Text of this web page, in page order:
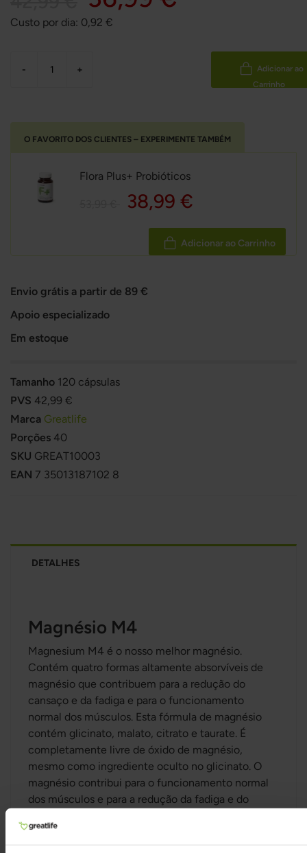
Custo por dia: 0,92 €
- +
Adicionar ao
Carrinho
O FAVORITO DOS CLIENTES – EXPERIMENTE TAMBÉM
Flora Plus+ Probióticos
38,99 €
Adicionar ao Carrinho
Envio grátis a partir de 89 €
Apoio especializado
Em estoque
Tamanho 120 cápsulas
PVS 42,99 €
Marca Greatlife
Porções 40
SKU GREAT10003
EAN 7 35013187102 8
DETALHES
Magnésio M4
Magnesium M4 é o nosso melhor magnésio.
Contém quatro formas altamente absorvíveis de
magnésio que contribuem para a redução do
cansaço e da fadiga e para o funcionamento
normal dos músculos. Esta fórmula de magnésio
contém glicinato, malato, citrato e taurate. É
completamente livre de óxido de magnésio,
mesmo como ingrediente oculto no glicinato. O
magnésio contribui para o funcionamento normal
dos músculos e para a redução da fadiga e do
manutenção da estrutura normal dos dentes e dos
ossos, bem como para o funcionamento